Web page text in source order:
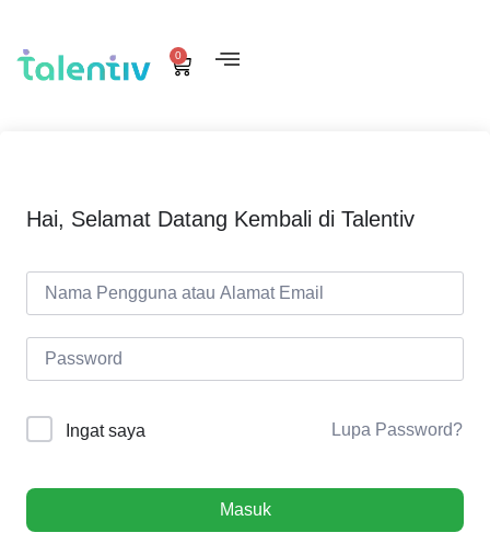
0
Hai, Selamat Datang Kembali di Talentiv
Ingat saya Lupa Password?
Masuk